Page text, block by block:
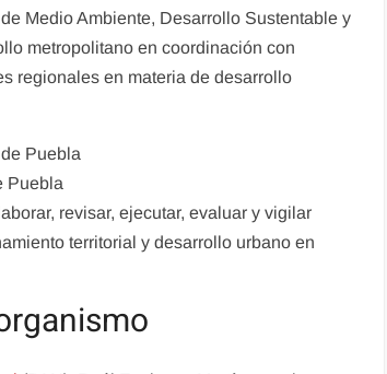
Medio Ambiente, Desarrollo Sustentable y
metropolitano en coordinación con
regionales en materia de desarrollo
Puebla
revisar, ejecutar, evaluar y vigilar
territorial y desarrollo urbano en